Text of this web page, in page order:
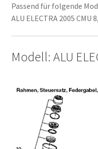
Passend für folgende
ALU ELECTRA 2005 CMU
Modell: ALU